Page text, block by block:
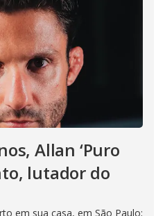
Allan ‘Puro
lutador do
em sua casa, em São Paulo;